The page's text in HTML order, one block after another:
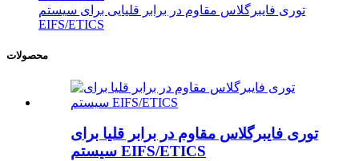
توری فایبرگلاس مقاوم در برابر قلیایی برای سیستم
EIFS/ETICS
محصولات
توری فایبرگلاس مقاوم در برابر قلیا برای
سیستم EIFS/ETICS